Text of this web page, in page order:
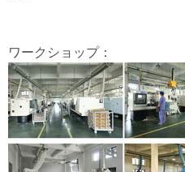
ワークショップ：